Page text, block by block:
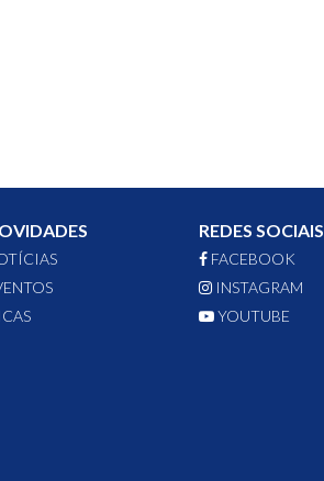
REDES SOCIAIS
FACEBOOK
INSTAGRAM
YOUTUBE